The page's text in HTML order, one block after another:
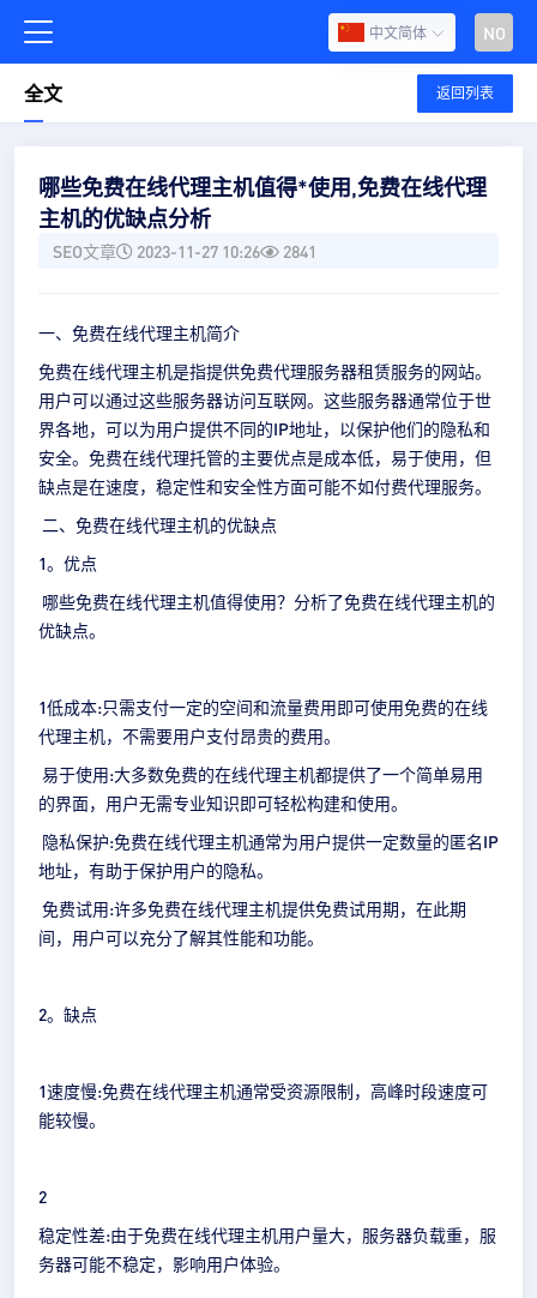
中文简体 NO
全文 返回列表
哪些免费在线代理主机值得*使用,免费在线代理
主机的优缺点分析
SEO文章 2023-11-27 10:26 2841
一、免费在线代理主机简介
免费在线代理主机是指提供免费代理服务器租赁服务的网站。
用户可以通过这些服务器访问互联网。这些服务器通常位于世
界各地，可以为用户提供不同的IP地址，以保护他们的隐私和
安全。免费在线代理托管的主要优点是成本低，易于使用，但
缺点是在速度，稳定性和安全性方面可能不如付费代理服务。
二、免费在线代理主机的优缺点
1。优点
哪些免费在线代理主机值得使用？分析了免费在线代理主机的
优缺点。
1低成本:只需支付一定的空间和流量费用即可使用免费的在线
代理主机，不需要用户支付昂贵的费用。
易于使用:大多数免费的在线代理主机都提供了一个简单易用
的界面，用户无需专业知识即可轻松构建和使用。
隐私保护:免费在线代理主机通常为用户提供一定数量的匿名IP
地址，有助于保护用户的隐私。
免费试用:许多免费在线代理主机提供免费试用期，在此期
间，用户可以充分了解其性能和功能。
2。缺点
1速度慢:免费在线代理主机通常受资源限制，高峰时段速度可
能较慢。
2
稳定性差:由于免费在线代理主机用户量大，服务器负载重，服
务器可能不稳定，影响用户体验。